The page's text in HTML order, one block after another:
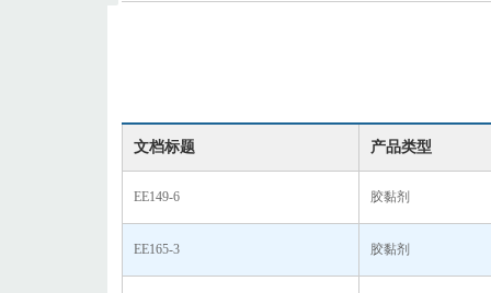
文档标题 产品类型
EE149-6 胶黏剂
EE165-3 胶黏剂